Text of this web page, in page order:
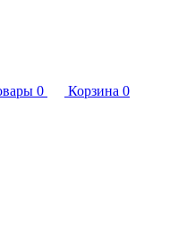
0 Корзина 0